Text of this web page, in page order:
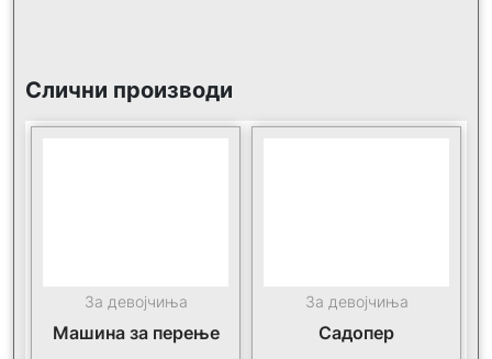
Слични производи
За девојчиња
Машина за перење
За девојчиња
Садопер